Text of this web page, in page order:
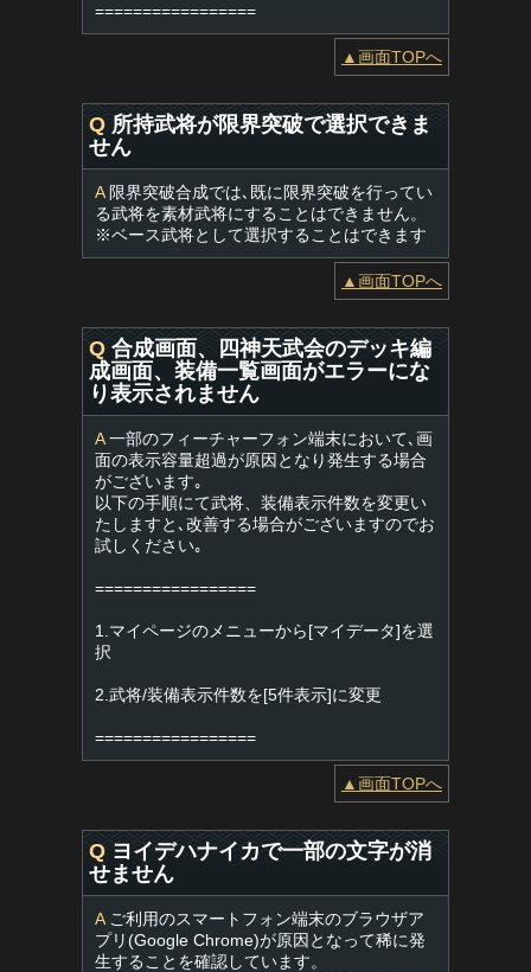
=================
▲画面TOPへ
Q 所持武将が限界突破で選択できま
せん
A限界突破合成では､既に限界突破を行ってい
る武将を素材武将にすることはできません。
※ベース武将として選択することはできます
▲画面TOPへ
Q 合成画面、四神天武会のデッキ編
成画面、装備一覧画面がエラーにな
り表示されません
A一部のフィーチャーフォン端末において､画
面の表示容量超過が原因となり発生する場合
がございます｡
以下の手順にて武将、装備表示件数を変更い
たしますと､改善する場合がございますのでお
試しください｡
=================
1.マイページのメニューから[マイデータ]を選
択
2.武将/装備表示件数を[5件表示]に変更
=================
▲画面TOPへ
Q ヨイデハナイカで一部の文字が消
せません
Aご利用のスマートフォン端末のブラウザア
プリ(Google Chrome)が原因となって稀に発
生することを確認しています。